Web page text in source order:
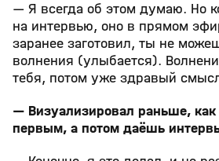
— Я всегда об этом думаю. Но
на интервью, оно в прямом
заранее заготовил, ты не
волнения (улыбается).
тебя, потом уже здравый
— Визуализировал раньше,
первым, а потом даёшь